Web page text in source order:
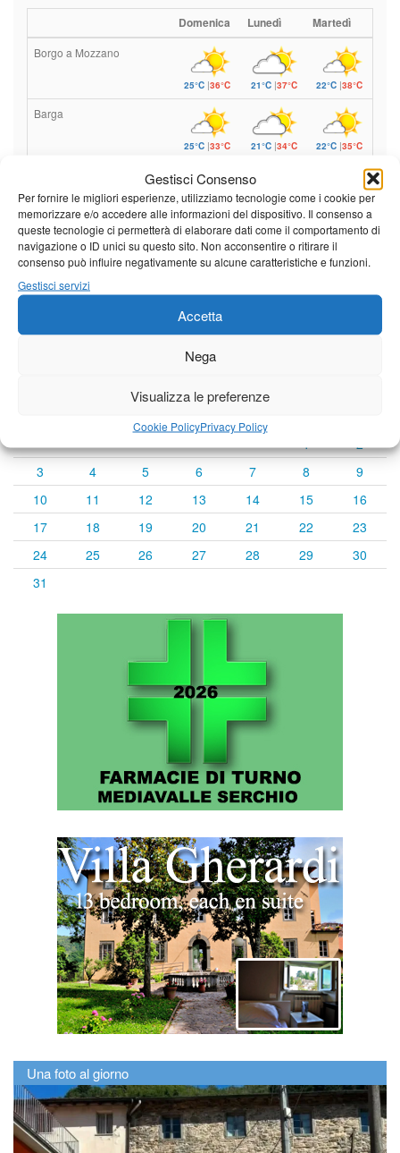
Gestisci Consenso
Per fornire le migliori esperienze, utilizziamo tecnologie come i cookie per
memorizzare e/o accedere alle informazioni del dispositivo. Il consenso a
queste tecnologie ci permetterà di elaborare dati come il comportamento di
navigazione o ID unici su questo sito. Non acconsentire o ritirare il
consenso può influire negativamente su alcune caratteristiche e funzioni.
Gestisci servizi
Accetta
Nega
Visualizza le preferenze
Cookie PolicyPrivacy Policy
Domenica Lunedì Martedì
Borgo a Mozzano
25°C|36°C 21°C|37°C 22°C |38°C
Barga
25°C|33°C 21°C|34°C 22°C |35°C
Castelnuovo Garfagnana
|34°C 35°C
Previsioni a cura di:
Calendario eventi
1
2
3
4 5 6 7 8
9
10
11 12 13 14 15
16
17
18 19 20 21 22
23
24
25 26 27 28 29
30
31
Una foto al giorno